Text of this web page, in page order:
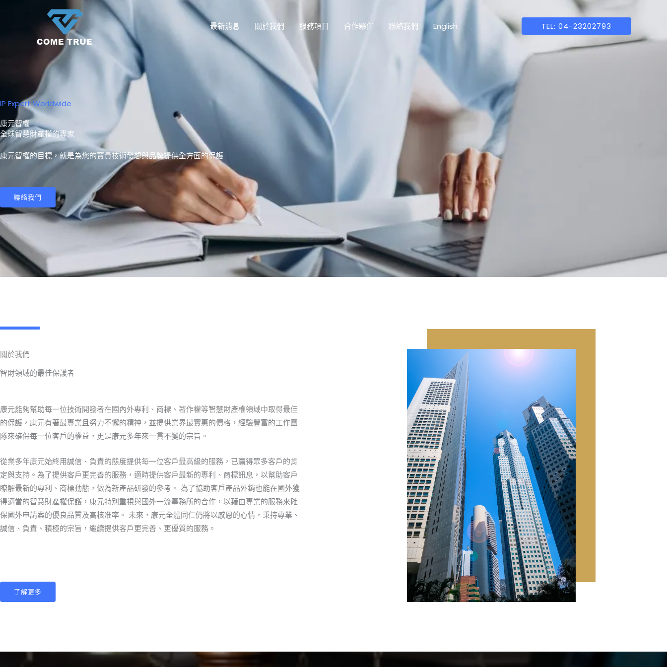
最新消息 關於我們 服務項目 合作夥伴 聯絡我們 English TEL: 04-23202793
IP Expert Worldwide
康元智權
全球智慧財產權的專家
康元智權的目標，就是為您的寶貴技術發想與品牌提供全方面的保護
聯絡我們
關於我們
智財領域的最佳保護者
康元能夠幫助每一位技術開發者在國內外專利、商標、著作權等智慧財產權領域中取得最佳
的保護，康元有著最專業且努力不懈的精神，並提供業界最實惠的價格，經驗豐富的工作團
隊來確保每一位客戶的權益，更是康元多年來一貫不變的宗旨。
從業多年康元始終用誠信、負責的態度提供每一位客戶最高級的服務，已贏得眾多客戶的肯
定與支持。為了提供客戶更完善的服務，適時提供客戶最新的專利、商標訊息，以幫助客戶
瞭解最新的專利、商標動態，做為新產品研發的參考。 為了協助客戶產品外銷也能在國外獲
得適當的智慧財產權保護，康元特別重視與國外一流事務所的合作，以藉由專業的服務來確
保國外申請案的優良品質及高核准率。 未來，康元全體同仁仍將以感恩的心情，秉持專業、
誠信、負責、積極的宗旨，繼續提供客戶更完善、更優質的服務。
了解更多